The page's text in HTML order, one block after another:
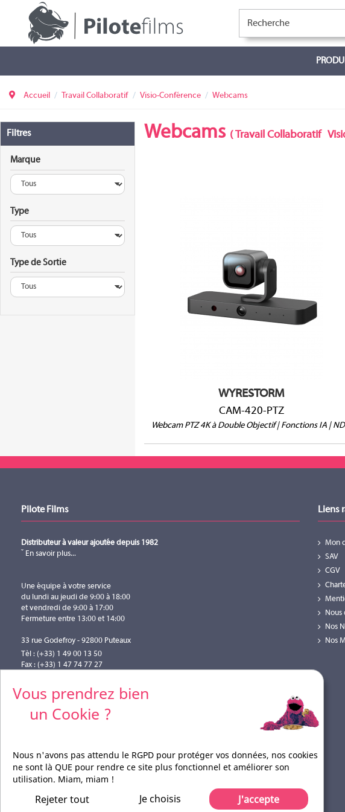
Accueil Travail Collaboratif Visio-Conférence Webcams
Webcams (Travail Collaboratif
WYRESTORM
CAM-420-PTZ
Webcam PTZ 4K à Double Objectif | Fonctions IA |
CAM-420-PTZ
4K/30fps
Double objectif
Filtres
Marque
Type
Type de Sortie
Pilote Films
Distributeur à valeur ajoutée depuis 1982
En savoir plus...
Une équipe à votre service
du lundi au jeudi de 9:00 à 18:00
et vendredi de 9:00 à 17:00
Fermeture entre 13:00 et 14:00
33 rue Godefroy - 92800 Puteaux
Tèl : (+33) 1 49 00 13 50
Fax : (+33) 1 47 74 77 27
Liens
Mon
SAV
CGV
Nous
Nos
Nos
Vous prendrez bien
un Cookie ?
Nous n'avons pas attendu le RGPD pour protéger vos données, nos cookies
ne sont là QUE pour rendre ce site plus fonctionnel et améliorer son
utilisation. Miam, miam !
Rejeter tout Je choisis J'accepte
Pilote Films Tous droits réservés